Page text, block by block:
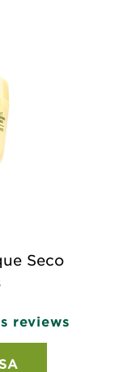
Seco
reviews